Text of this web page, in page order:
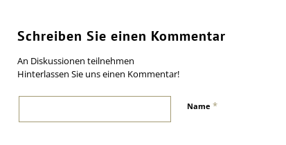
Schreiben Sie einen Kommentar
An Diskussionen teilnehmen
Hinterlassen Sie uns einen Kommentar!
Name *